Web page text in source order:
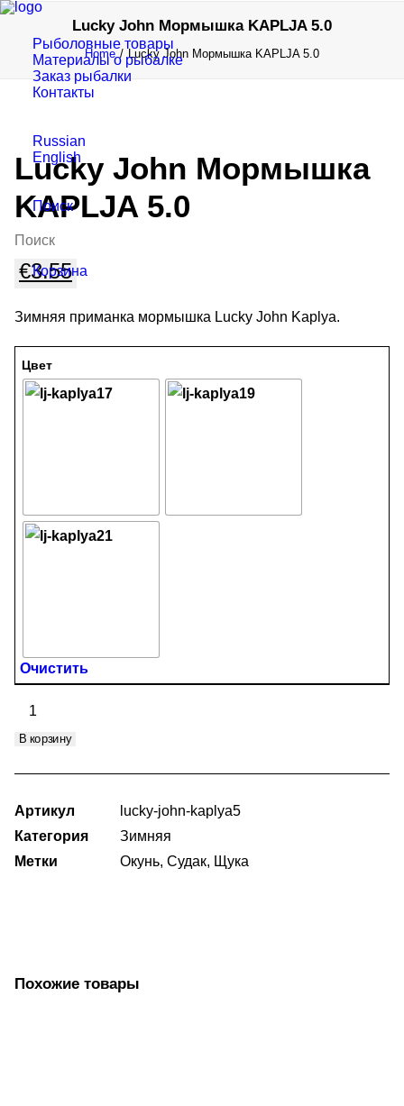
Рыболовные товары
Материалы о рыбалке
Заказ рыбалки
Контакты
Russian
English
Поиск
Корзина
Lucky John Мормышка KAPLJA 5.0
Home Lucky John Мормышка KAPLJA 5.0
Lucky John Мормышка
KAPLJA 5.0
€3.55
Зимняя приманка мормышка Lucky John Kaplya.
Цвет
Очистить
Количество
Lucky
KAPLJA
5.0
В корзину
Артикул
lucky-john-kaplya5
Категория
Зимняя
Метки
Окунь, Судак, Щука
Похожие товары